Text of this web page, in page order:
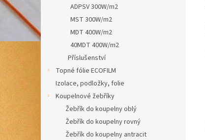
ADPSV 300W/m2
MST 300W/m2
MDT 400W/m2
40MDT 400W/m2
Příslušenství
Topné fólie ECOFILM
Izolace, podložky, folie
Koupelnové žebříky
Žebřík do koupelny oblý
Žebřík do koupelny rovný
Žebřík do koupelny antracit